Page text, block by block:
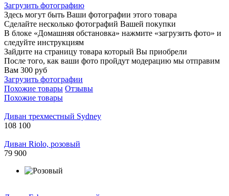
Загрузить фотографию
Здесь могут быть Ваши фотографии этого товара
Сделайте несколько фотографий Вашей покупки
В блоке «Домашняя обстановка» нажмите «загрузить фото» и
следуйте инструкциям
Зайдите на страницу товара который Вы приобрели
После того, как ваши фото пройдут модерацию мы отправим
Вам 300 руб
Загрузить фотографии
Похожие товары Отзывы
Похожие товары
Диван трехместный Sydney
108 100
Диван Riolo, розовый
79 900